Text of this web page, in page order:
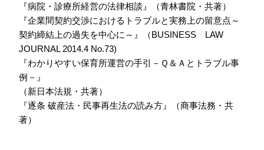
『病院・診療所経営の法律相談』（青林書院・共著）
『企業間契約交渉におけるトラブルと実務上の留意点～
契約締結上の過失を中心に～』（BUSINESS LAW
JOURNAL 2014.4 No.73)
『わかりやすい保育所運営の手引－Ｑ＆Ａとトラブル事
例－』
（新日本法規・共著）
『逐条 破産法・民事再生法の読み方』（商事法務・共
著）